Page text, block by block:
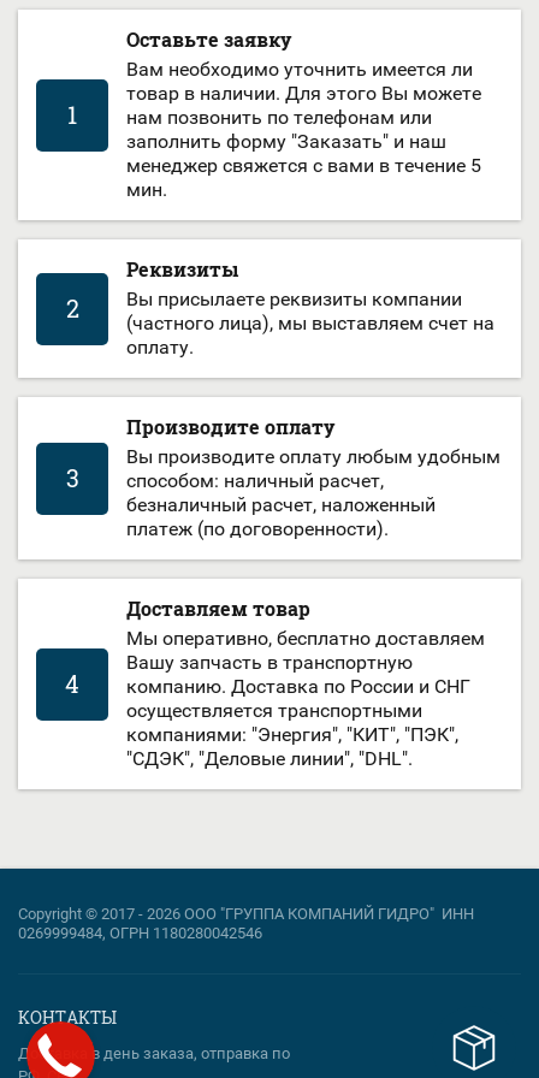
1
Оставьте заявку
Вам необходимо уточнить имеется ли
товар в наличии. Для этого Вы можете
нам позвонить по телефонам или
заполнить форму "Заказать" и наш
менеджер свяжется с вами в течение 5
мин.
2
Реквизиты
Вы присылаете реквизиты компании
(частного лица), мы выставляем счет на
оплату.
3
Производите оплату
Вы производите оплату любым удобным
способом: наличный расчет,
безналичный расчет, наложенный
платеж (по договоренности).
4
Доставляем товар
Мы оперативно, бесплатно доставляем
Вашу запчасть в транспортную
компанию. Доставка по России и СНГ
осуществляется транспортными
компаниями: "Энергия", "КИТ", "ПЭК",
"СДЭК", "Деловые линии", "DHL".
Copyright © 2017 - 2026 ООО "ГРУППА КОМПАНИЙ ГИДРО" ИНН
0269999484, ОГРН 1180280042546
КОНТАКТЫ
Доставка в день заказа, отправка по